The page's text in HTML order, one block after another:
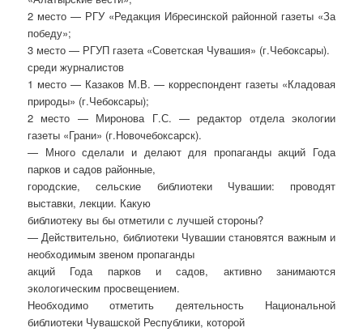
2 место — РГУ «Редакция Ибресинской районной газеты «За
победу»;
3 место — РГУП газета «Советская Чувашия» (г.Чебоксары).
среди журналистов
1 место — Казаков М.В. — корреспондент газеты «Кладовая
природы» (г.Чебоксары);
2 место — Миронова Г.С. — редактор отдела экологии
газеты «Грани» (г.Новочебоксарск).
— Много сделали и делают для пропаганды акций Года
парков и садов районные,
городские, сельские библиотеки Чувашии: проводят
выставки, лекции. Какую
библиотеку вы бы отметили с лучшей стороны?
— Действительно, библиотеки Чувашии становятся важным и
необходимым звеном пропаганды
акций Года парков и садов, активно занимаются
экологическим просвещением.
Необходимо отметить деятельность Национальной
библиотеки Чувашской Республики, которой